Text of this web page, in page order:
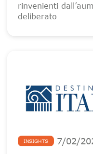
rinvenienti
deliberato
INSIGHTS 7/02/